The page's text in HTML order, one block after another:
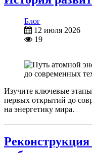
Блог
12 июля 2026
19
Изучите ключевые
первых открытий до
на энергетику мира.